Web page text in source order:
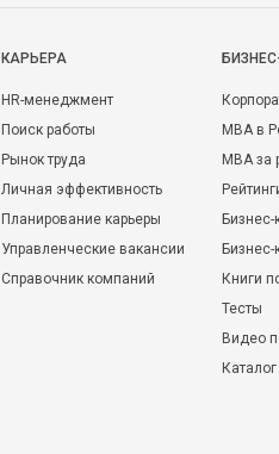
КАРЬЕРА
HR-менеджмент
Поиск работы
Рынок труда
Личная эффективность
Планирование карьеры
Управленческие вакансии
Справочник компаний
MBA в
MBA
Бизнес-
Книги
Тесты
Видео